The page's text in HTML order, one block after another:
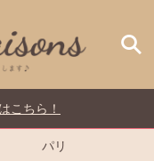
こちら！
パリ